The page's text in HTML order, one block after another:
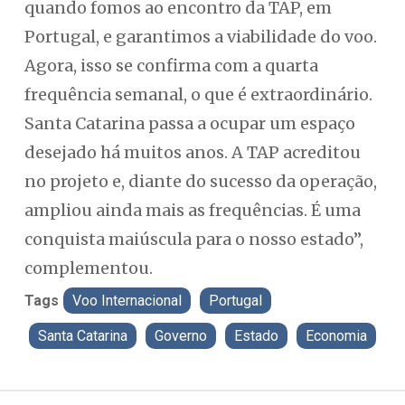
quando fomos ao encontro da TAP, em
Portugal, e garantimos a viabilidade do voo.
Agora, isso se confirma com a quarta
frequência semanal, o que é extraordinário.
Santa Catarina passa a ocupar um espaço
desejado há muitos anos. A TAP acreditou
no projeto e, diante do sucesso da operação,
ampliou ainda mais as frequências. É uma
conquista maiúscula para o nosso estado”,
complementou.
Tags Voo Internacional Portugal
Santa Catarina Governo Estado Economia